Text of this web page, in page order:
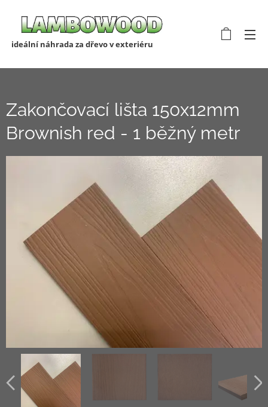
ideální náhrada za dřevo v exteriéru
Zakončovací lišta 150x12mm
Brownish red - 1 běžný metr